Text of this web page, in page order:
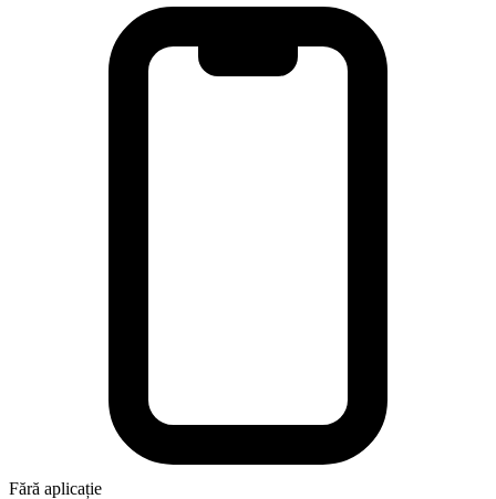
Fără aplicație